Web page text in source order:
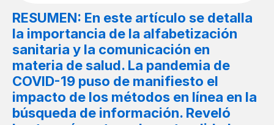
RESUMEN: En este artículo se detalla
la importancia de la alfabetización
sanitaria y la comunicación en
materia de salud. La pandemia de
COVID-19 puso de manifiesto el
impacto de los métodos en línea en la
búsqueda de información. Reveló